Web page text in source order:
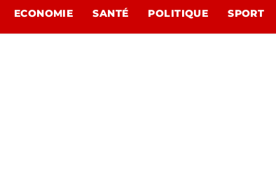
ECONOMIE SANTÉ POLITIQUE SPORT